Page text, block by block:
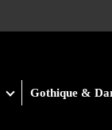
Gothique &